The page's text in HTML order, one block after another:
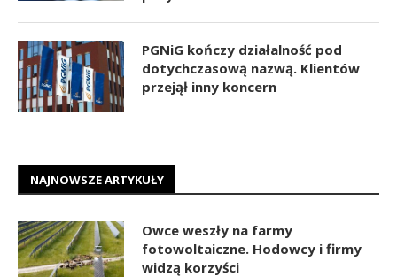
PGNiG kończy działalność pod
dotychczasową nazwą. Klientów
przejął inny koncern
NAJNOWSZE ARTYKUŁY
Owce weszły na farmy
fotowoltaiczne. Hodowcy i firmy
widzą korzyści